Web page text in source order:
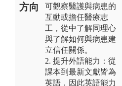
方向
可觀察醫護與病患的
互動或擔任醫療志
工，從中了解同理心
與了解如何與病患建
立信任關係。
2. 提升外語能力：從
課本到最新文獻皆為
英語，因此英語能力